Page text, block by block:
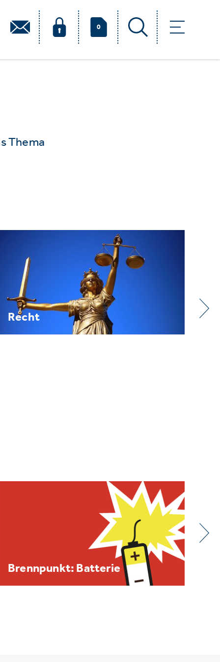
0
Thema
Verband
BDE/VOEB-Europaspiegel
Dezember 2025